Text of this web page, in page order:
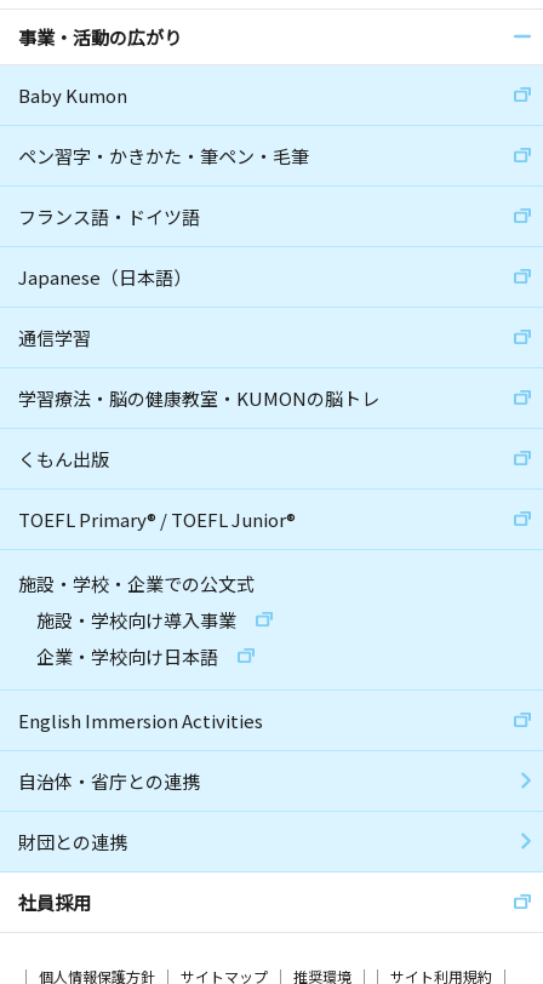
事業・活動の広がり
Baby Kumon
ペン習字・かきかた・筆ペン・毛筆
フランス語・ドイツ語
Japanese（日本語）
通信学習
学習療法・脳の健康教室・KUMONの脳トレ
くもん出版
TOEFL Primary® /TOEFL Junior®
施設・学校・企業での公文式
施設・学校向け導入事業
企業・学校向け日本語
English Immersion Activities
自治体・省庁との連携
財団との連携
社員採用
個人情報保護方針 サイトマップ 推奨環境 サイト利用規約